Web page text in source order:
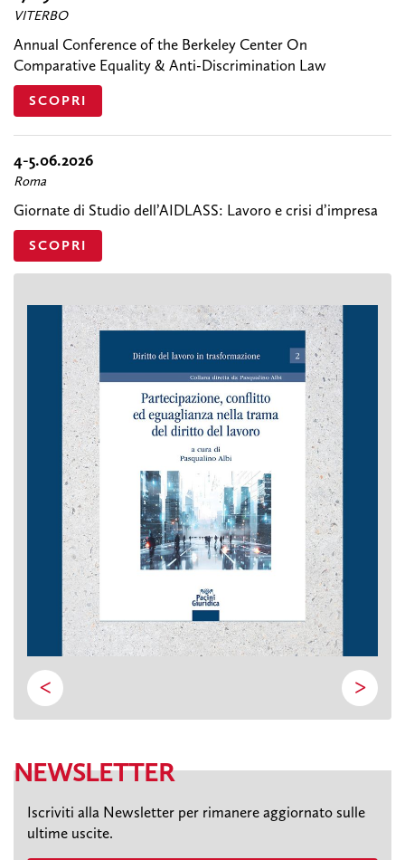
VITERBO
Annual Conference of the Berkeley Center On
Comparative Equality & Anti-Discrimination Law
SCOPRI
4-5.06.2026
Roma
Giornate di Studio dell’AIDLASS: Lavoro e crisi d’impresa
SCOPRI
< >
NEWSLETTER
Iscriviti alla Newsletter per rimanere aggiornato sulle
ultime uscite.